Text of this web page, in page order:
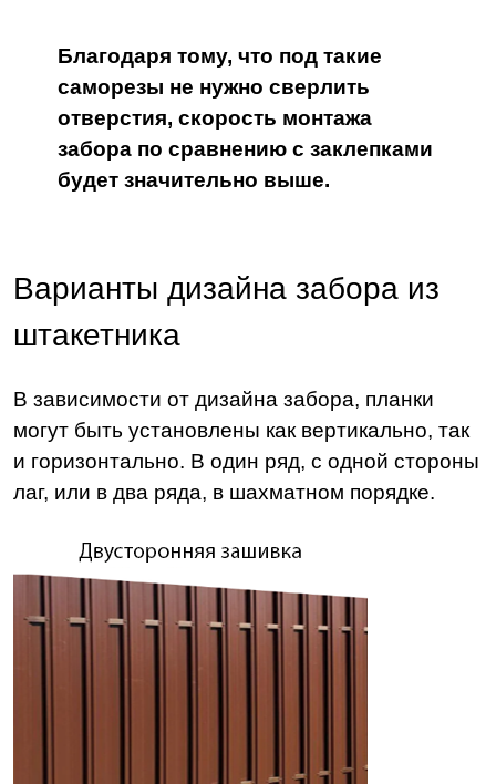
Благодаря тому, что под такие
саморезы не нужно сверлить
отверстия, скорость монтажа
забора по сравнению с заклепками
будет значительно выше.
Варианты дизайна забора из
штакетника
В зависимости от дизайна забора, планки
могут быть установлены как вертикально, так
и горизонтально. В один ряд, с одной стороны
лаг, или в два ряда, в шахматном порядке.